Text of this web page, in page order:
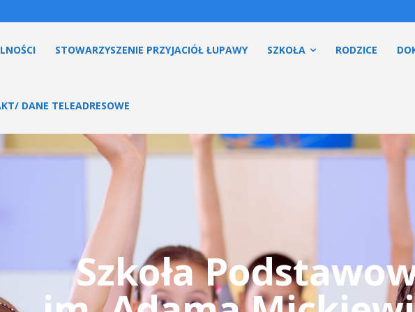
STOWARZYSZENIE PRZYJACIÓŁ ŁUPAWY SZKOŁA RODZICE
DANE TELEADRESOWE
Szkoła